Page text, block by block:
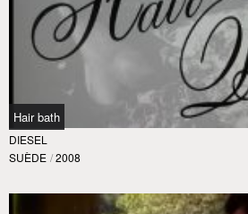
Hair bath
DIESEL
SUÈDE / 2008